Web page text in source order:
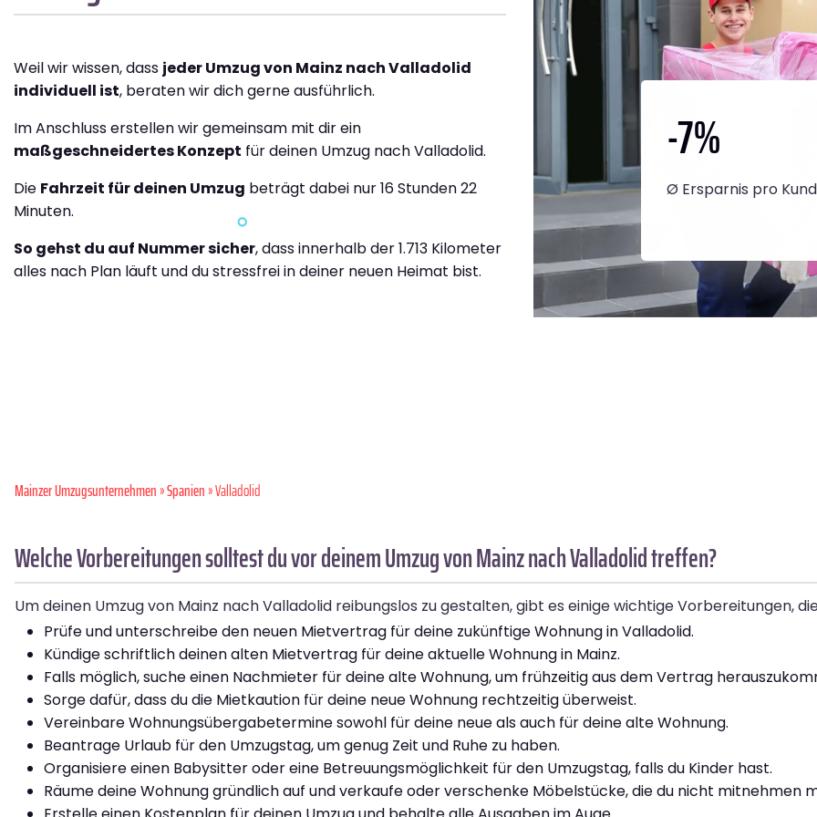
Weil wir wissen, dass jeder Umzug von Mainz nach Valladolid
individuell ist, beraten wir dich gerne ausführlich.
Im Anschluss erstellen wir gemeinsam mit dir ein
maßgeschneidertes Konzept für deinen Umzug nach Valladolid.
Die Fahrzeit für deinen Umzug beträgt dabei nur 16 Stunden 22
Minuten.
So gehst du auf Nummer sicher, dass innerhalb der 1.713 Kilometer
alles nach Plan läuft und du stressfrei in deiner neuen Heimat bist.
-7%
Ø Ersparnis pro
Mainzer Umzugsunternehmen»Spanien» Valladolid
Welche Vorbereitungen solltest du vor deinem Umzug von Mainz nach Valladolid treffen?
Um deinen Umzug von Mainz nach Valladolid reibungslos zu gestalten, gibt es einige wichtige Vorbereitungen,
Prüfe und unterschreibe den neuen Mietvertrag für deine zukünftige Wohnung in Valladolid.
Kündige schriftlich deinen alten Mietvertrag für deine aktuelle Wohnung in Mainz.
Falls möglich, suche einen Nachmieter für deine alte Wohnung, um frühzeitig aus dem Vertrag
Sorge dafür, dass du die Mietkaution für deine neue Wohnung rechtzeitig überweist.
Vereinbare Wohnungsübergabetermine sowohl für deine neue als auch für deine alte Wohnung.
Beantrage Urlaub für den Umzugstag, um genug Zeit und Ruhe zu haben.
Organisiere einen Babysitter oder eine Betreuungsmöglichkeit für den Umzugstag, falls du Kinder hast.
Räume deine Wohnung gründlich auf und verkaufe oder verschenke Möbelstücke, die du nicht mitnehmen